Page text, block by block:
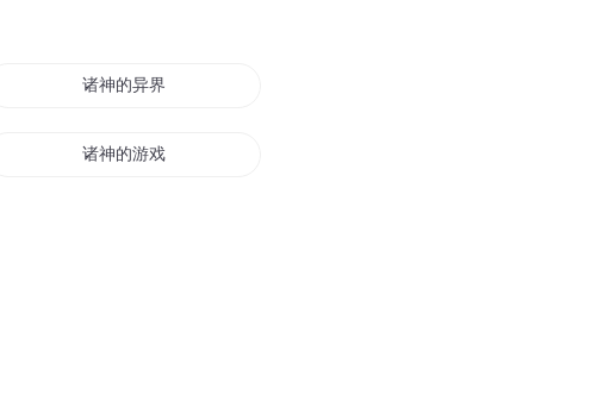
诸神的异界游戏
诸神的游戏